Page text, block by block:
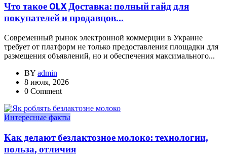
Что такое OLX Доставка: полный гайд для
покупателей и продавцов...
Современный рынок электронной коммерции в Украине
требует от платформ не только предоставления площадки для
размещения объявлений, но и обеспечения максимального...
BY admin
8 июля, 2026
0 Comment
Интересные факты
Как делают безлактозное молоко: технологии,
польза, отличия